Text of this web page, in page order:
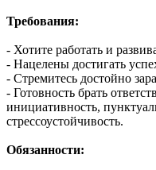
Требования:
- Хотите работать и
- Нацелены достигать
- Стремитесь достойно
- Готовность брать
инициативность,
стрессоустойчивость.
Обязанности: